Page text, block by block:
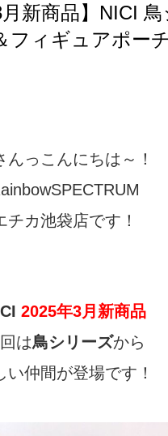
月新商品】NICI
フィギュアポー
んっこんにちは～！
チカ池袋店です！
2025年3月新商品
は鳥シリーズから
い仲間が登場です！